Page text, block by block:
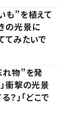
も”を植えて
の光景に
てみたいで
れ物”を発
衝撃の光景
？」「どこで